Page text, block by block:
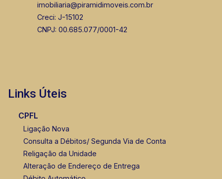
imobiliaria@piramidimoveis.com.br
Creci: J-15102
CNPJ: 00.685.077/0001-42
Links Úteis
CPFL
Ligação Nova
Consulta a Débitos/ Segunda Via de Conta
Religação da Unidade
Alteração de Endereço de Entrega